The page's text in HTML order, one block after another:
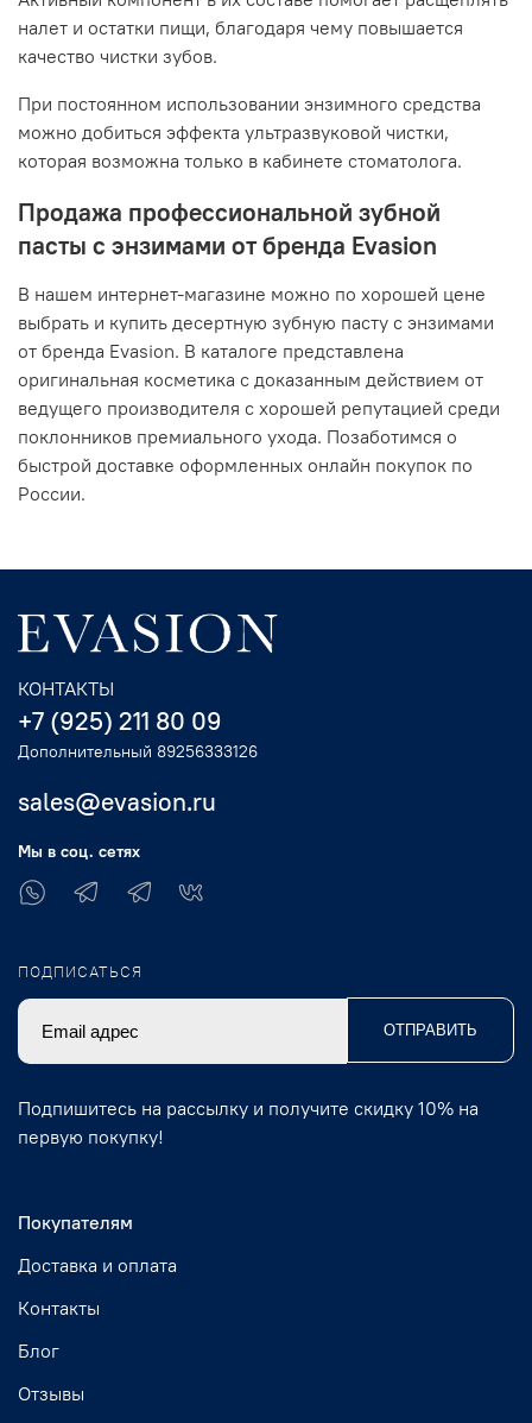
налет и остатки пищи, благодаря чему повышается
качество чистки зубов.
При постоянном использовании энзимного средства
можно добиться эффекта ультразвуковой чистки,
которая возможна только в кабинете стоматолога.
Продажа профессиональной зубной
пасты с энзимами от бренда Evasion
В нашем интернет-магазине можно по хорошей цене
выбрать и купить десертную зубную пасту с энзимами
от бренда Evasion. В каталоге представлена
оригинальная косметика с доказанным действием от
ведущего производителя с хорошей репутацией среди
поклонников премиального ухода. Позаботимся о
быстрой доставке оформленных онлайн покупок по
России.
Покупателям
Доставка и оплата
Контакты
Блог
Отзывы
КОНТАКТЫ
+7 (925) 211 80 09
Дополнительный 89256333126
sales@evasion.ru
Мы в соц. сетях
ПОДПИСАТЬСЯ
ОТПРАВИТЬ
Подпишитесь на рассылку и получите скидку 10% на
первую покупку!